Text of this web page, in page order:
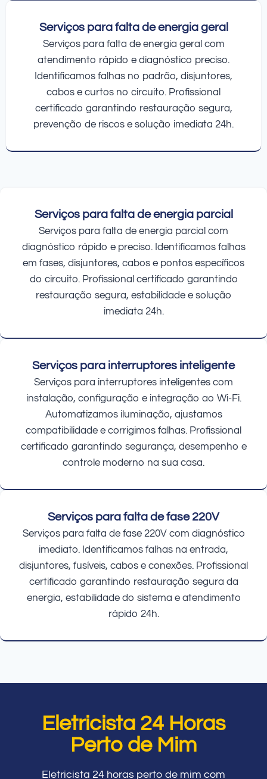
Serviços para falta de energia geral
Serviços para falta de energia geral com
atendimento rápido e diagnóstico preciso.
Identificamos falhas no padrão, disjuntores,
cabos e curtos no circuito. Profissional
certificado garantindo restauração segura,
prevenção de riscos e solução imediata 24h.
Serviços para falta de energia parcial
Serviços para falta de energia parcial com
diagnóstico rápido e preciso. Identificamos falhas
em fases, disjuntores, cabos e pontos específicos
do circuito. Profissional certificado garantindo
restauração segura, estabilidade e solução
imediata 24h.
Serviços para interruptores inteligente
Serviços para interruptores inteligentes com
instalação, configuração e integração ao Wi-Fi.
Automatizamos iluminação, ajustamos
compatibilidade e corrigimos falhas. Profissional
certificado garantindo segurança, desempenho e
controle moderno na sua casa.
Serviços para falta de fase 220V
Serviços para falta de fase 220V com diagnóstico
imediato. Identificamos falhas na entrada,
disjuntores, fusíveis, cabos e conexões. Profissional
certificado garantindo restauração segura da
energia, estabilidade do sistema e atendimento
rápido 24h.
Eletricista 24 Horas
Perto de Mim
Eletricista 24 horas perto de mim com